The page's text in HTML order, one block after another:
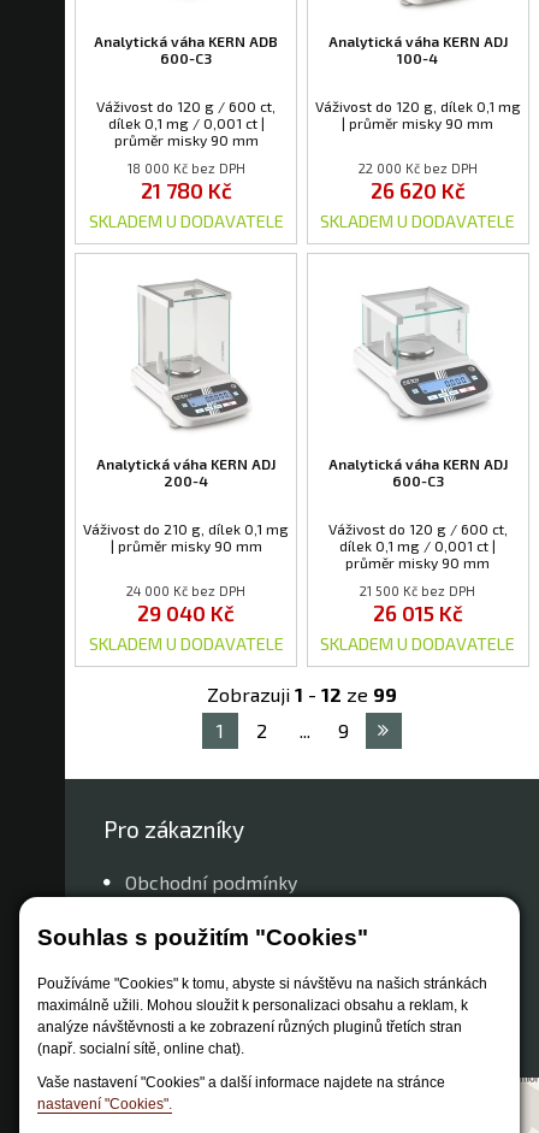
Souhlas s použitím "Cookies"
Používáme "Cookies" k tomu, abyste si návštěvu na našich stránkách
maximálně užili. Mohou sloužit k personalizaci obsahu a reklam, k
analýze návštěvnosti a ke zobrazení různých pluginů třetích stran
(např. socialní sítě, online chat).
Vaše nastavení "Cookies" a další informace najdete na stránce
nastavení "Cookies".
Analytická váha KERN ADB
600-C3
Váživost do 120 g / 600 ct,
dílek 0,1 mg / 0,001 ct |
průměr misky 90 mm
18 000 Kč bez DPH
21 780 Kč
SKLADEM U DODAVATELE
Analytická váha KERN ADJ
100-4
Váživost do 120 g, dílek 0,1 mg
| průměr misky 90 mm
22 000 Kč bez DPH
26 620 Kč
SKLADEM U DODAVATELE
Analytická váha KERN ADJ
200-4
Váživost do 210 g, dílek 0,1 mg
| průměr misky 90 mm
24 000 Kč bez DPH
29 040 Kč
SKLADEM U DODAVATELE
Analytická váha KERN ADJ
600-C3
Váživost do 120 g / 600 ct,
dílek 0,1 mg / 0,001 ct |
průměr misky 90 mm
21 500 Kč bez DPH
26 015 Kč
SKLADEM U DODAVATELE
Zobrazuji 1 - 12 ze 99
1
2 ... 9
Pro zákazníky
Obchodní podmínky
Zastoupení značek
Reklamační řád
Nastavení soukromí